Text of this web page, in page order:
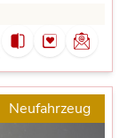
Neufahrzeug